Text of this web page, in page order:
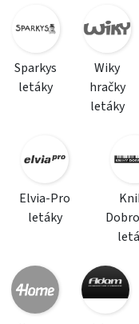
Sparkys
letáky
Wiky
hračky
letáky
Elvia-Pro
letáky